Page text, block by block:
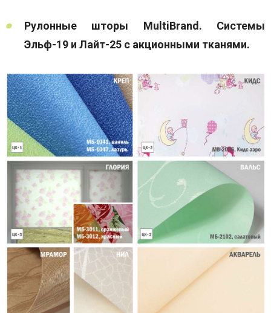
Рулонные шторы MultiBrand. Системы
Эльф-19 и Лайт-25 с акционными тканями.